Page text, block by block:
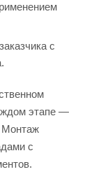
с
этапе —
Монтаж
с